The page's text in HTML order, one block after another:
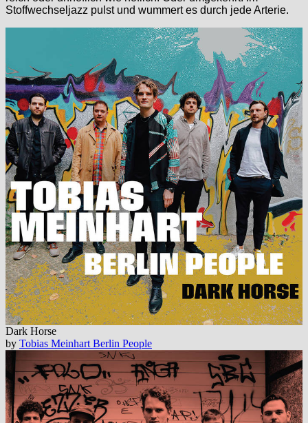
Stoffwechseljazz pulst und wummert es durch jede Arterie.
Dark Horse
by Tobias Meinhart Berlin People